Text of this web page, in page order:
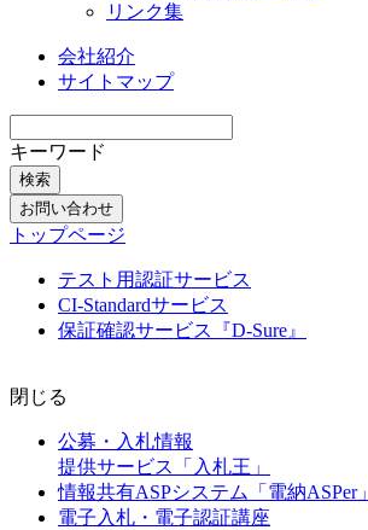
リンク集
会社紹介
サイトマップ
キーワード
検索
お問い合わせ
トップページ
テスト用認証サービス
CI-Standardサービス
保証確認サービス『D-Sure』
閉じる
公募・入札情報
提供サービス「入札王」
情報共有ASPシステム「電納ASPer」
電子入札・電子認証講座